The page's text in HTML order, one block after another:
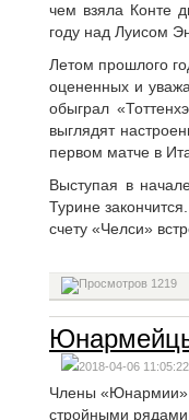
чем взяла Конте
году над Луисом
Летом прошлого
оцененных и
обыграл
выглядят
первом матче в
Выступая в
Турине
счету «Челси»
1219
2018-04-06 11:05:22
Члены «Юнармии»
стройными